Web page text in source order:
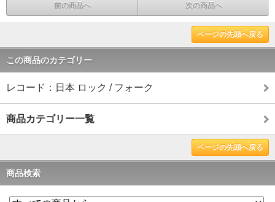
前の商品へ 次の商品へ
ページの先頭へ戻る
この商品のカテゴリー
レコード：日本 ロック / フォーク
商品カテゴリー一覧
ページの先頭へ戻る
商品検索